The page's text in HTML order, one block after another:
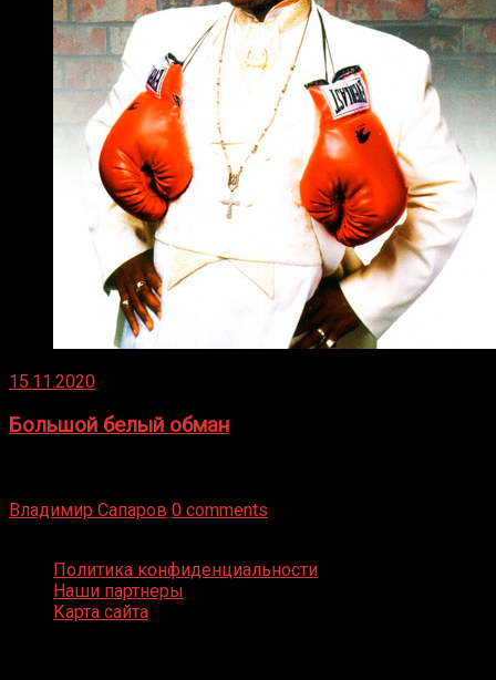
15.11.2020
Большой белый обман
Владимир Сапаров 0 comments
Политика конфиденциальности
Наши партнеры
Карта сайта